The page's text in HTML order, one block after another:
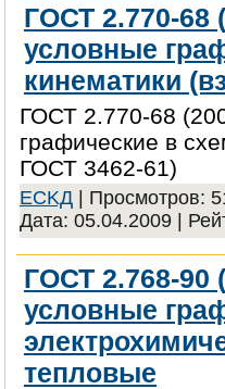
ГОСТ 2.770-68
условные
кинематики
ГОСТ 2.770-68
графические в
ГОСТ 3462-61)
ECKД | Просмотров:
Дата: 05.04.2009 |
ГОСТ 2.768-90
условные
тепловые